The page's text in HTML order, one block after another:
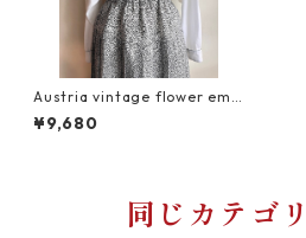
Austria vintage flower emb
roidery tyrol blouse/リネン1
00%お花刺繍のチロリアンブ
¥9,680
同じカテゴ